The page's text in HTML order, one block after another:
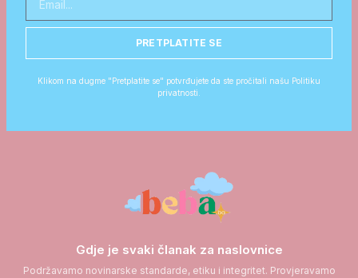
PRETPLATITE SE
Klikom na dugme "Pretplatite se" potvrđujete da ste pročitali našu Politiku
privatnosti.
Gdje je svaki članak za naslovnice
Podržavamo novinarske standarde, etiku i integritet. Provjeravamo